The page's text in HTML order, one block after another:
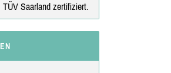
Saarland zertifiziert.